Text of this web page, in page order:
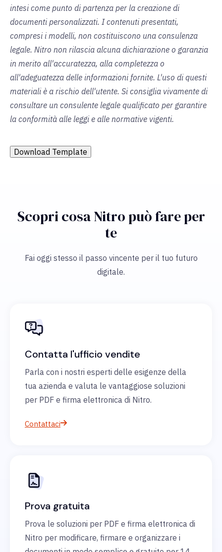
intesi come punto di partenza per la creazione di
documenti personalizzati. I contenuti presentati,
compresi i modelli, non costituiscono una consulenza
legale. Nitro non rilascia alcuna dichiarazione o garanzia
in merito all'accuratezza, alla completezza o
all'adeguatezza delle informazioni fornite. L'uso di questi
materiali è a rischio dell'utente. Si consiglia vivamente di
consultare un consulente legale qualificato per garantire
la conformità alle leggi e alle normative vigenti.
Download Template
Scopri cosa Nitro può fare per
te
Fai oggi stesso il passo vincente per il tuo futuro
digitale.
Contatta l'ufficio vendite
Parla con i nostri esperti delle esigenze della
tua azienda e valuta le vantaggiose soluzioni
per PDF e firma elettronica di Nitro.
Contattaci
Prova gratuita
Prova le soluzioni per PDF e firma elettronica di
Nitro per modificare, firmare e organizzare i